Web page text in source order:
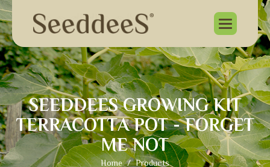
SEEDDEESGROWINGKIT
TERRACOTTAPOT-FORGET
MENOT
Home Products